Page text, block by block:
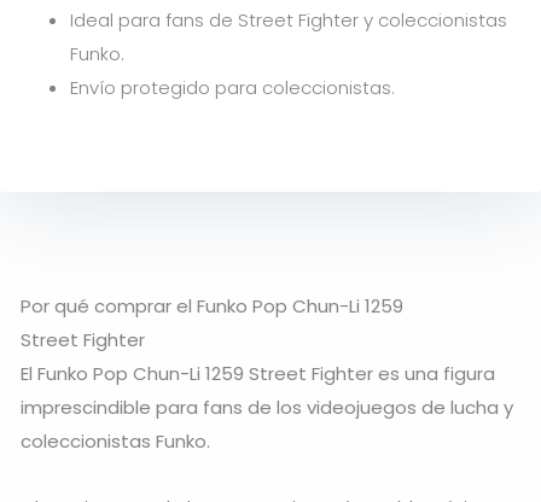
Ideal para fans de Street Fighter y coleccionistas
Funko.
Envío protegido para coleccionistas.
Por qué comprar el Funko Pop Chun-Li 1259
Street Fighter
El Funko Pop Chun-Li 1259 Street Fighter es una figura
imprescindible para fans de los videojuegos de lucha y
coleccionistas Funko.